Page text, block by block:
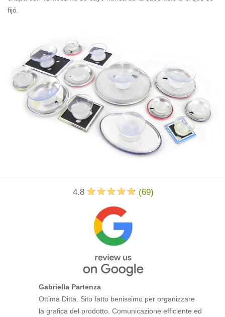
fijó.
4.8 (69)
Gabriella Partenza
Ottima Ditta. Sito fatto benissimo per organizzare
la grafica del prodotto. Comunicazione efficiente ed